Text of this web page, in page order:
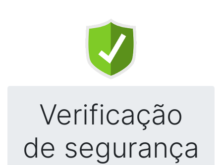
Verificação
de segurança